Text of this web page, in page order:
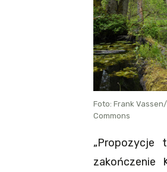
Foto: Frank
Commons
„Propozycje
zakończenie